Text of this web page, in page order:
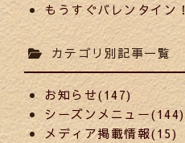
もうすぐバレンタイン！
カテゴリ別記事一覧
お知らせ(147)
シーズンメニュー(144)
メディア掲載情報(15)